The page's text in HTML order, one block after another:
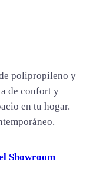
polipropileno y
de confort y
en tu hogar.
Showroom